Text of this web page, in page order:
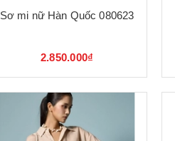
Sơ mi nữ Hàn Quốc 080623
2.850.000₫